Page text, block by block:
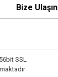
Bize Ulaşın
SSL